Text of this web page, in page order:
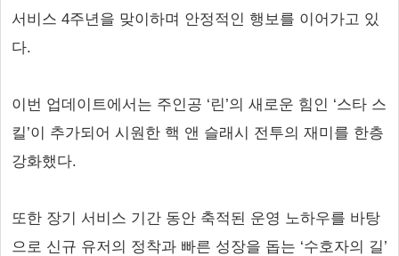
서비스 4주년을 맞이하며 안정적인 행보를 이어가고 있
다.
이번 업데이트에서는 주인공 ‘린’의 새로운 힘인 ‘스타 스
킬’이 추가되어 시원한 핵 앤 슬래시 전투의 재미를 한층
강화했다.
또한 장기 서비스 기간 동안 축적된 운영 노하우를 바탕
으로 신규 유저의 정착과 빠른 성장을 돕는 ‘수호자의 길’